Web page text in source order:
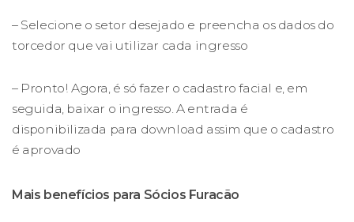
– Selecione o setor desejado e preencha os dados do
torcedor que vai utilizar cada ingresso
– Pronto! Agora, é só fazer o cadastro facial e, em
seguida, baixar o ingresso. A entrada é
disponibilizada para download assim que o cadastro
é aprovado
Mais benefícios para Sócios Furacão